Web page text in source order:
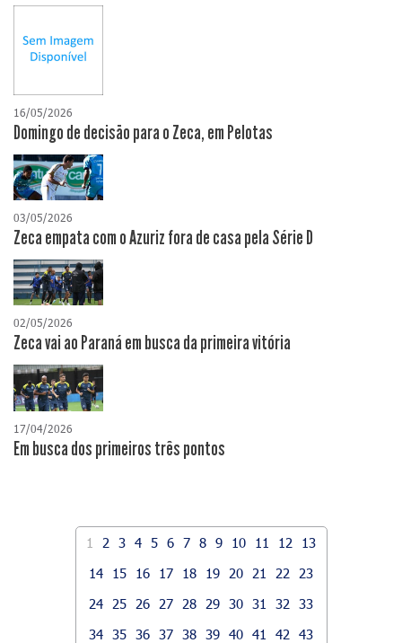
16/05/2026
Domingo de decisão para o Zeca, em Pelotas
03/05/2026
Zeca empata com o Azuriz fora de casa pela Série D
02/05/2026
Zeca vai ao Paraná em busca da primeira vitória
17/04/2026
​Em busca dos primeiros três pontos
1 2 3 4 5 6 7 8 9 10 11 12
13
14
15 16 17 18 19 20 21 22
23
24
25 26 27 28 29 30 31 32
33
34
35 36 37 38 39 40 41 42
43